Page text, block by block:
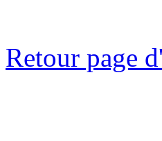
Retour page